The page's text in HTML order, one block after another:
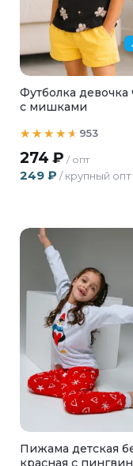
Футболка девочка
с мишками
953
274 ₽ / опт
249 ₽ / крупный опт
Пижама детская
красная с